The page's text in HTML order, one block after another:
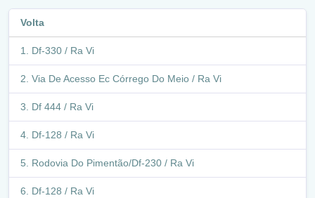
Retorno - Via Ns 1 / Q 5 Vila Buritis (Q 4 - -Vila Vicentina)
/ Ra Vi
Via Ns 1/ Setor Hospitalar / Ra Vi
Via Wl 5 / Setor Hospitalar / Ra Vi
Avenida Contorno / Vila Vicentina / Ra Vi
Avenida Contorno / Q 1/4 Vila Vicentina / Ra Vi
Rua Piauí / Ra Vi
Avenida Marechal Deodoro / Ra Vi
Volta
Df-330 / Ra Vi
Via De Acesso Ec Córrego Do Meio / Ra Vi
Df 444 / Ra Vi
Df-128 / Ra Vi
Rodovia Do Pimentão/Df-230 / Ra Vi
Df-128 / Ra Vi